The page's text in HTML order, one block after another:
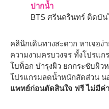
ปากน้ำ
BTS ศรีนครินทร์ ติดบั
คลินิกเดินทางสะดวก หาเจอง่
ความงามครบวงจร ทั้งโปรแ
โบท็อก บำรุงผิว ยกกระชับผิว
โปรแกรมลดน้ำหนักสัดส่วน น
แพทย์ก่อนตัดสินใจ ฟรี ไม่มีค่